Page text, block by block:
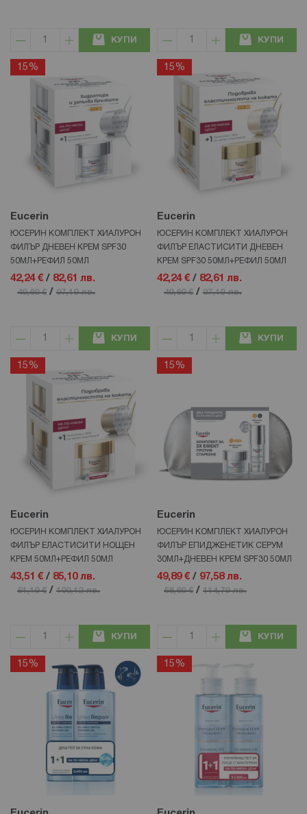
КУПИ КУПИ
15%
Eucerin
ЮСЕРИН КОМПЛЕКТ ХИАЛУРОН
ФИЛЪР ДНЕВЕН КРЕМ SPF30
50МЛ+РЕФИЛ 50МЛ
42,24 € / 82,61 лв.
49,69 € / 97,19 лв.
КУПИ
15%
Eucerin
ЮСЕРИН КОМПЛЕКТ ХИАЛУРОН
ФИЛЪР ЕЛАСТИСИТИ ДНЕВЕН
КРЕМ SPF30 50МЛ+РЕФИЛ 50МЛ
42,24 € / 82,61 лв.
49,69 € / 97,19 лв.
КУПИ
15%
Eucerin
ЮСЕРИН КОМПЛЕКТ ХИАЛУРОН
ФИЛЪР ЕЛАСТИСИТИ НОЩЕН
КРЕМ 50МЛ+РЕФИЛ 50МЛ
43,51 € / 85,10 лв.
51,19 € / 100,12 лв.
КУПИ
15%
Eucerin
ЮСЕРИН КОМПЛЕКТ ХИАЛУРОН
ФИЛЪР ЕПИДЖЕНЕТИК СЕРУМ
30МЛ+ДНЕВЕН КРЕМ SPF30 50МЛ
49,89 € / 97,58 лв.
58,69 € / 114,79 лв.
КУПИ
15% 15%